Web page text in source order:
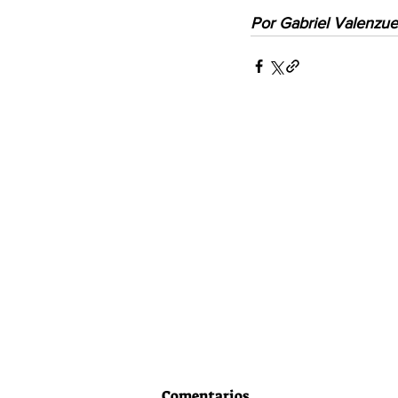
Por Gabriel